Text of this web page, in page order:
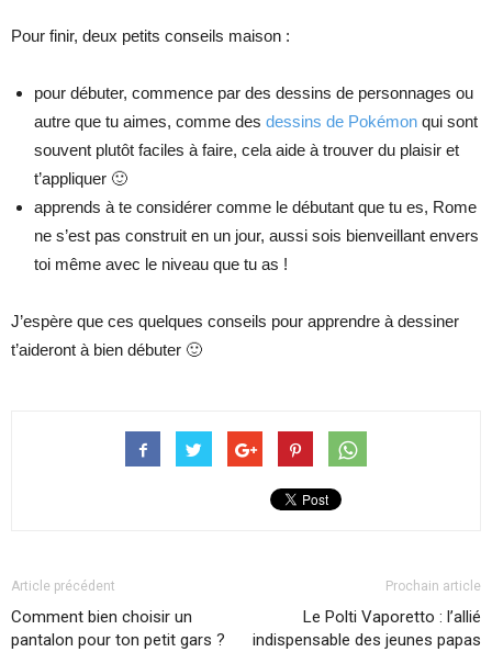
Pour finir, deux petits conseils maison :
pour débuter, commence par des dessins de personnages ou
autre que tu aimes, comme des dessins de Pokémon qui sont
souvent plutôt faciles à faire, cela aide à trouver du plaisir et
t’appliquer 🙂
apprends à te considérer comme le débutant que tu es, Rome
ne s’est pas construit en un jour, aussi sois bienveillant envers
toi même avec le niveau que tu as !
J’espère que ces quelques conseils pour apprendre à dessiner
t’aideront à bien débuter 🙂
Article précédent
Comment bien choisir un
pantalon pour ton petit gars ?
Prochain article
Le Polti Vaporetto : l’allié
indispensable des jeunes papas